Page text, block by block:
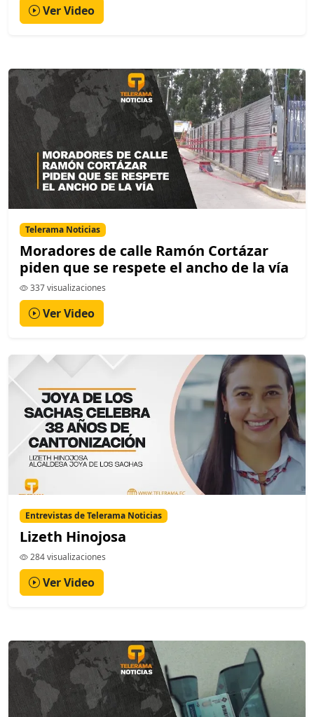
Ver Video
Telerama Noticias
Moradores de calle Ramón Cortázar
piden que se respete el ancho de la vía
337 visualizaciones
Ver Video
Entrevistas de Telerama Noticias
Lizeth Hinojosa
284 visualizaciones
Ver Video